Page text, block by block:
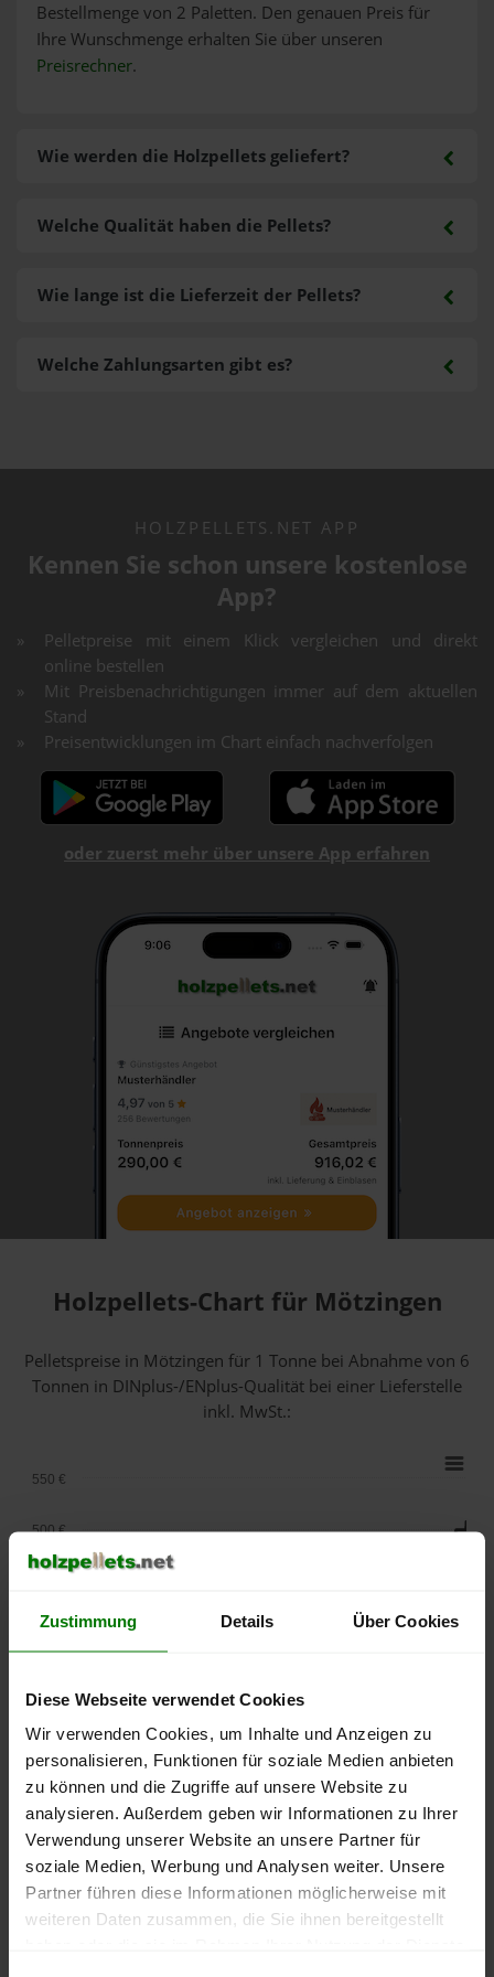
Zustimmung Details Über Cookies
Diese Webseite verwendet Cookies
Wir verwenden Cookies, um Inhalte und Anzeigen zu
personalisieren, Funktionen für soziale Medien anbieten
zu können und die Zugriffe auf unsere Website zu
analysieren. Außerdem geben wir Informationen zu Ihrer
Verwendung unserer Website an unsere Partner für
soziale Medien, Werbung und Analysen weiter. Unsere
Partner führen diese Informationen möglicherweise mit
weiteren Daten zusammen, die Sie ihnen bereitgestellt
Bestellmenge von 2 Paletten. Den genauen Preis für
Ihre Wunschmenge erhalten Sie über unseren
Preisrechner.
Wie werden die Holzpellets geliefert?
Welche Zahlungsarten gibt es?
Welche Qualität haben die Pellets?
Wie lange ist die Lieferzeit der Pellets?
HOLZPELLETS.NET APP
Kennen Sie schon unsere kostenlose
App?
Pelletpreise mit einem Klick vergleichen und direkt
online bestellen
Mit Preisbenachrichtigungen immer auf dem aktuellen
Stand
Preisentwicklungen im Chart einfach nachverfolgen
oder zuerst mehr über unsere App erfahren
Holzpellets-Chart für Mötzingen
Pelletspreise in Mötzingen für 1 Tonne bei Abnahmevon 6
Tonnen in DINplus-/ENplus-Qualität bei einer Lieferstelle
inkl. MwSt.:
2025
2026
2026
250 €
300 €
400 €
500 €
550 €
Die aktuelle Preisentwicklung für Holzpellets in Deutschland
können Sie jederzeit auf unsererPelletspreise-Seite